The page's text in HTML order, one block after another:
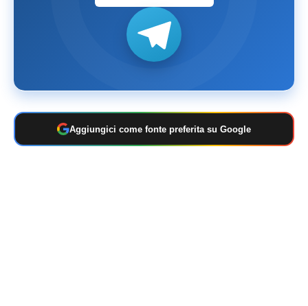
Aggiungici come fonte preferita su Google